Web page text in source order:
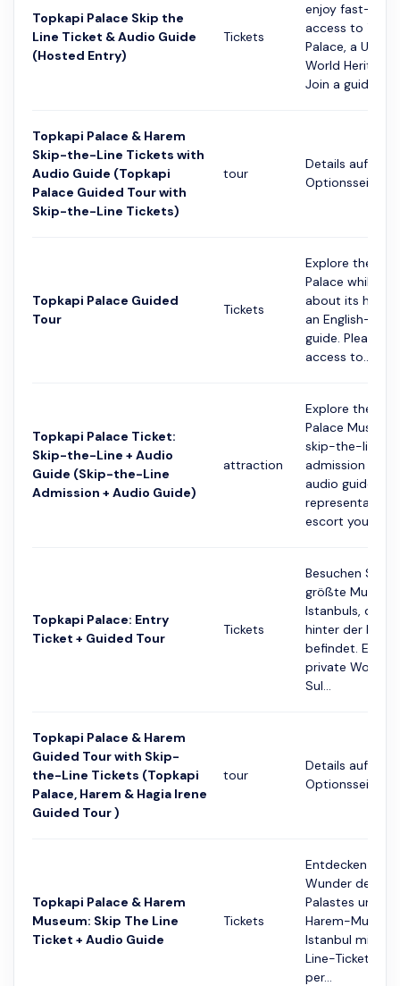
Topkapi Palace Skip the
Line Ticket & Audio Guide
(Hosted Entry)
Tickets
enjoy fast-track
access to
Palace, a
World Heritage
Join a guided
Topkapi Palace & Harem
Skip-the-Line Tickets with
Audio Guide (Topkapi
Palace Guided Tour with
Skip-the-Line Tickets)
tour
Details auf der
Optionsseite
Topkapi Palace Guided
Tour
Tickets
Explore the
Palace while
about its
an English-
guide. Please
access to...
Topkapi Palace Ticket:
Skip-the-Line + Audio
Guide (Skip-the-Line
Admission + Audio Guide)
attraction
Explore the
Palace
skip-the-line
admission and
audio guide. A
representative
escort you fro...
Topkapi Palace: Entry
Ticket + Guided Tour
Tickets
Besuchen Sie
größte Museum
Istanbuls, das
hinter der
befindet. Einst
private
Sul...
Topkapi Palace & Harem
Guided Tour with Skip-
the-Line Tickets (Topkapi
Palace, Harem & Hagia Irene
Guided Tour )
tour
Details auf der
Optionsseite
Topkapi Palace & Harem
Museum: Skip The Line
Ticket + Audio Guide
Tickets
Entdecken Sie
Wunder des
Palastes und
Harem-
Istanbul mit
Line-Tickets
per...